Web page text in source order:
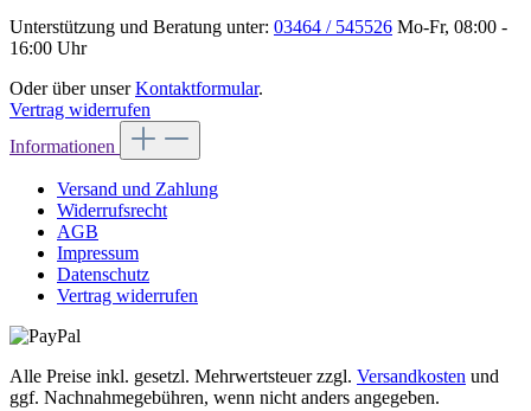
Unterstützung und Beratung unter: 03464 / 545526 Mo-Fr, 08:00 -
16:00 Uhr
Oder über unserKontaktformular.
Vertrag widerrufen
Informationen
Versand und Zahlung
Widerrufsrecht
AGB
Impressum
Datenschutz
Vertrag widerrufen
Alle Preise inkl. gesetzl. Mehrwertsteuer zzgl. Versandkosten und
ggf. Nachnahmegebühren, wenn nicht anders angegeben.